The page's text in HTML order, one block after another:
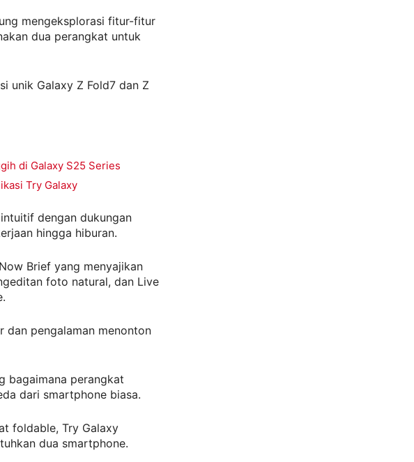
mengeksplorasi fitur-fitur
dua perangkat untuk
unik Galaxy Z Fold7 dan Z
di Galaxy S25 Series
Try Galaxy
dengan dukungan
hingga hiburan.
Brief yang menyajikan
foto natural, dan Live
dan pengalaman menonton
bagaimana perangkat
dari smartphone biasa.
foldable, Try Galaxy
dua smartphone.